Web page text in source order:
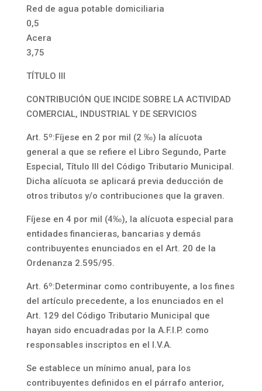
Red de agua potable domiciliaria
0,5
Acera
3,75
TÍTULO III
CONTRIBUCIÓN QUE INCIDE SOBRE LA ACTIVIDAD
COMERCIAL, INDUSTRIAL Y DE SERVICIOS
Art. 5º:Fíjese en 2 por mil (2 ‰) la alícuota
general a que se refiere el Libro Segundo, Parte
Especial, Título III del Código Tributario Municipal.
Dicha alícuota se aplicará previa deducción de
otros tributos y/o contribuciones que la graven.
Fíjese en 4 por mil (4‰), la alícuota especial para
entidades financieras, bancarias y demás
contribuyentes enunciados en el Art. 20 de la
Ordenanza 2.595/95.
Art. 6º:Determinar como contribuyente, a los fines
del artículo precedente, a los enunciados en el
Art. 129 del Código Tributario Municipal que
hayan sido encuadradas por la A.F.I.P. como
responsables inscriptos en el I.V.A.
Se establece un mínimo anual, para los
contribuyentes definidos en el párrafo anterior,